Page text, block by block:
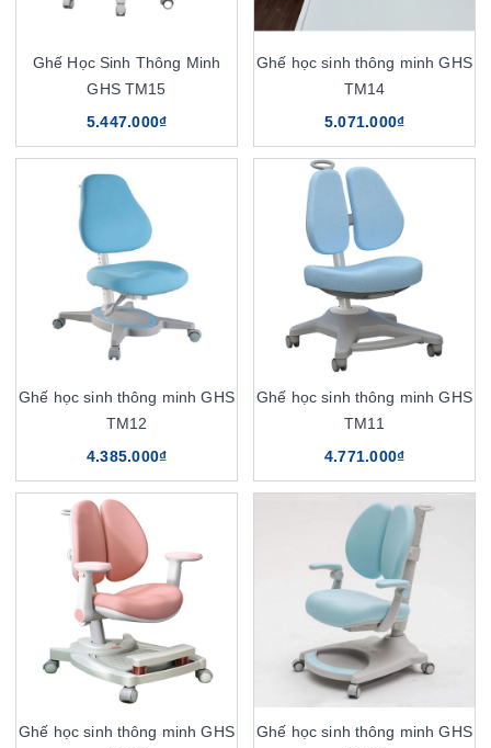
Ghế Học Sinh Thông Minh
GHS TM15
5.447.000₫
Ghế học sinh thông minh GHS
TM14
5.071.000₫
Ghế học sinh thông minh GHS
TM12
4.385.000₫
Ghế học sinh thông minh GHS
TM11
4.771.000₫
Ghế học sinh thông minh GHS
Ghế học sinh thông minh GHS